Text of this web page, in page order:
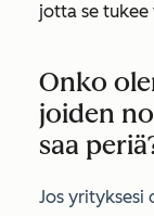
jotta se
Onko
joiden
saa
Jos yrityksesi